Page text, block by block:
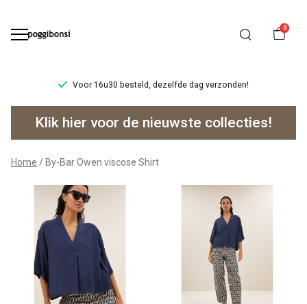
0
Voor 16u30 besteld, dezelfde dag verzonden!
By-
Bar
Owen
viscose
Shirt
Poggibonsi
Klik hier voor de nieuwste collecties!
Home By-Bar Owen viscose Shirt